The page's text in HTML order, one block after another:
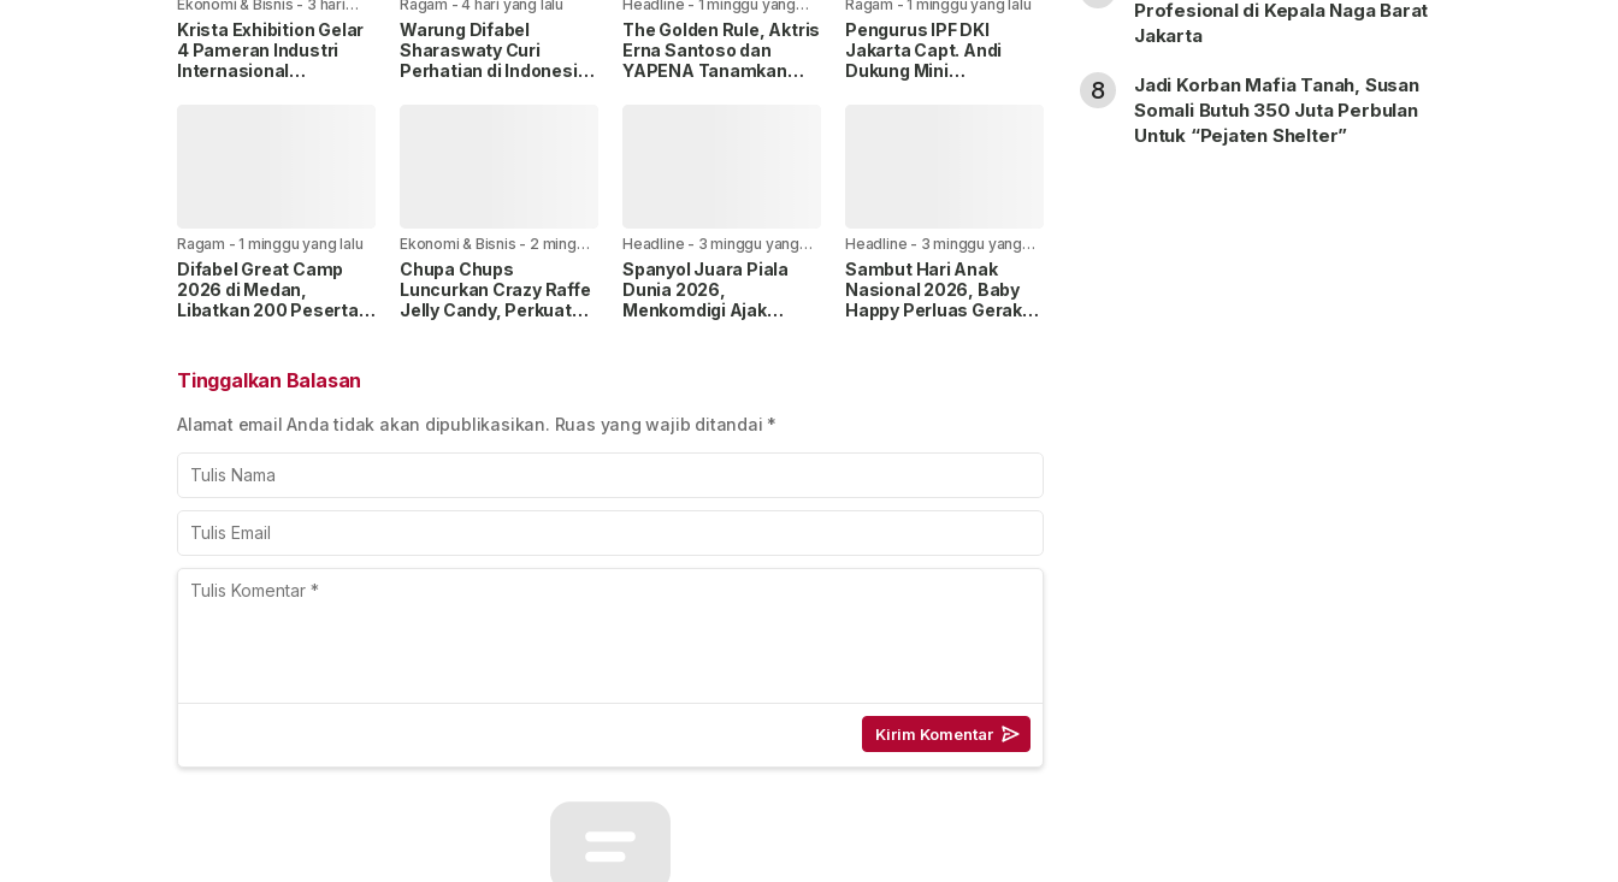
Ekonomi & Bisnis - 3 hari
yang lalu
Krista Exhibition Gelar
4 Pameran Industri
Internasional
Ragam -4 hari yang lalu
Warung Difabel
Sharaswaty Curi
Perhatian di Indonesia
Headline - 1 minggu yang
lalu
The Golden Rule, Aktris
Erna Santoso dan
YAPENA Tanamkan
Ragam -1 minggu yang lalu
Pengurus IPF DKI
Jakarta Capt. Andi
Dukung Mini
Ragam -1 minggu yang lalu
Difabel Great Camp
2026 di Medan,
Libatkan 200 Peserta
Ekonomi & Bisnis - 2 minggu
yang lalu
Chupa Chups
Luncurkan Crazy Raffe
Jelly Candy, Perkuat
Headline - 3 minggu yang
lalu
Spanyol Juara Piala
Dunia 2026,
Menkomdigi Ajak
Headline - 3 minggu yang
lalu
Sambut Hari Anak
Nasional 2026, Baby
Happy Perluas Gerakan
Tinggalkan Balasan
Alamat email Anda tidak akan dipublikasikan. Ruas yang wajib ditandai *
Profesional di Kepala Naga Barat
Jakarta
8
Jadi Korban Mafia Tanah, Susan
Somali Butuh 350 Juta Perbulan
Untuk “Pejaten Shelter”